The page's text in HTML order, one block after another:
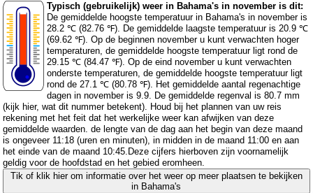
Typisch (gebruikelijk) weer in Bahama's in november is dit:
De gemiddelde hoogste temperatuur in Bahama's in november is
28.2 ℃ (82.76 ℉). De gemiddelde laagste temperatuur is 20.9 ℃
(69.62 ℉). Op de beginnen november u kunt verwachten hoger
temperaturen, de gemiddelde hoogste temperatuur ligt rond de
29.15 ℃ (84.47 ℉). Op de eind november u kunt verwachten
onderste temperaturen, de gemiddelde hoogste temperatuur ligt
rond de 27.1 ℃ (80.78 ℉). Het gemiddelde aantal regenachtige
dagen in november is 9.9. De gemiddelde regenval is 80.7 mm
(kijk hier, wat dit nummer betekent). Houd bij het plannen van uw reis
rekening met het feit dat het werkelijke weer kan afwijken van deze
gemiddelde waarden. de lengte van de dag aan het begin van deze maand
is ongeveer 11:18 (uren en minuten), in midden in de maand 11:00 en aan
het einde van de maand 10:45.Deze cijfers hierboven zijn voornamelijk
geldig voor de hoofdstad en het gebied eromheen.
Tik of klik hier om informatie over het weer op meer plaatsen te bekijken
in Bahama's